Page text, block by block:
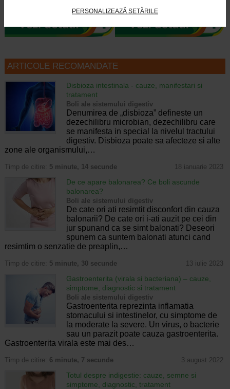
PERSONALIZEAZĂ SETĂRILE
ARTICOLE RECOMANDATE
Disbioza intestinala - cauze, manifestari si
tratament
Boli ale sistemului digestiv
Denumirea de „disbioza” defineste un
dezechilibru microbian, dezechilibru care
se manifesta in special la nivelul tractului
digestiv. Disbioza poate sa afecteze si alte
zone ale organismului,…
Timp de citire: 5 minute, 14 secunde 18 ianuarie 2023
De ce apare balonarea? Ce boli ascunde
balonarea?
Boli ale sistemului digestiv
De cate ori ati resimtit disconfort din cauza
balonarii? De cate ori i-ati auzit pe cei din
jur spunand ca se simt balonati? Deseori
spunem ca suntem balonati atunci cand
resimtim o senzatie de preaplin,…
Timp de citire: 5 minute, 30 secunde 13 iulie 2023
Gastroenterita (virala si bacteriana) – cauze,
simptome, diagnostic si tratament
Boli ale sistemului digestiv
Gastroenterita reprezinta inflamatia
stomacului si intestinelor, cu simptome de
la moderate la severe. Un virus, o bacterie
sau un parazit poate cauza gastroenterita.
Gastroenterita virala este mai des…
Timp de citire: 6 minute, 7 secunde 3 august 2022
Totul despre indigestie: cauze, semne si
simptome, diagnostic, tratament